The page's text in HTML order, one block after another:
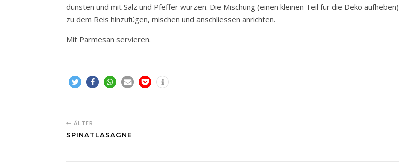
dünsten und mit Salz und Pfeffer würzen. Die Mischung (einen kleinen Teil für die Deko aufheben)
zu dem Reis hinzufügen, mischen und anschliessen anrichten.
Mit Parmesan servieren.
ÄLTER
SPINATLASAGNE